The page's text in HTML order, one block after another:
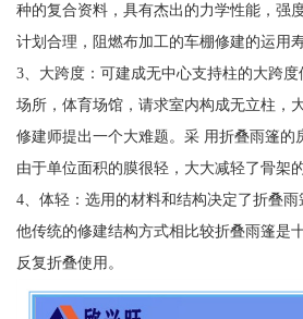
种的复合资料，具有杰出的力学性能，强
计划合理，阻燃布加工的车棚修建的运用
3、大跨度：可建成无中心支持柱的大跨
场所，体育场馆，请求室内构成无立柱，
修建师提出一个大难题。采 用折叠雨篷的
由于单位面积的膜很轻，大大减轻了骨架
4、体轻：选用的材料和结构决定了折叠
他传统的修建结构方式相比较折叠雨篷是
反复折叠使用。